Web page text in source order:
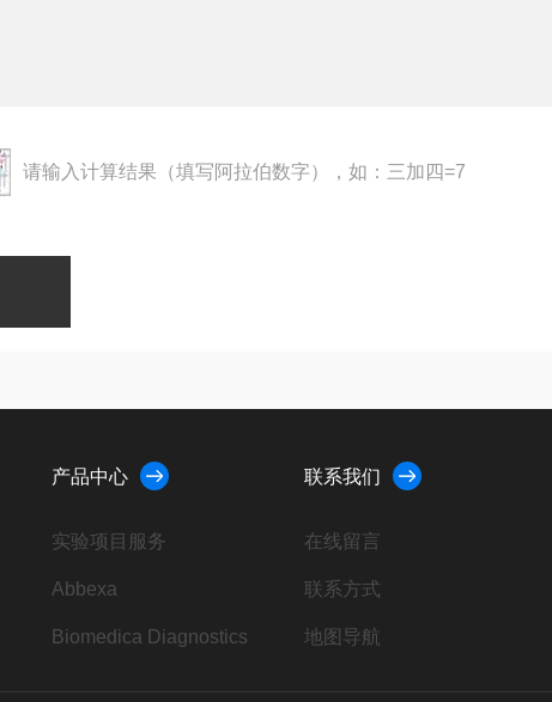
请输入计算结果（填写阿拉伯数字），如：三加四=7
产品中心
实验项目服务
Abbexa
Biomedica Diagnostics
联系我们
在线留言
联系方式
地图导航